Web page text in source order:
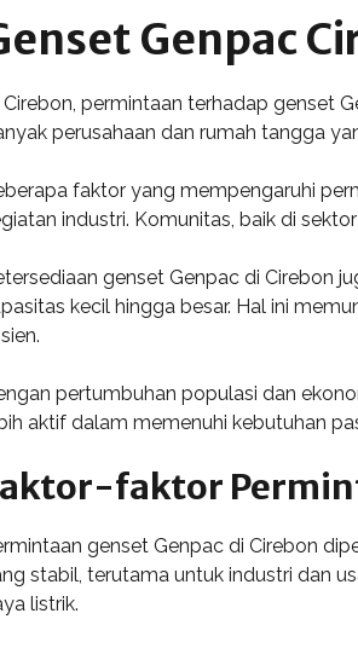
Genpac
Cirebon, permintaan terhadap genset
perusahaan dan rumah tangga
faktor yang mempengaruhi
industri. Komunitas, baik di
genset Genpac di Cirebon
kecil hingga besar. Hal ini
pertumbuhan populasi dan
aktif dalam memenuhi kebutuhan
faktor
genset Genpac di Cirebon
stabil, terutama untuk industri dan
listrik.